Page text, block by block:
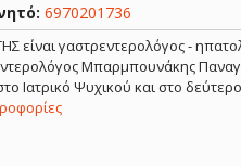
6970201736
γαστρεντερολόγος -
Μπαρμπουνάκης
Ιατρικό Ψυχικού και στο